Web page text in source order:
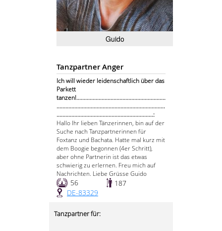
Guido
Tanzpartner Anger
Ich will wieder leidenschaftlich über das
Parkett
tanzen!............................................................
.........................................................................
.................................................................:
Hallo Ihr lieben Tänzerinnen, bin auf der
Suche nach Tanzpartnerinnen für
Foxtanz und Bachata. Hatte mal kurz mit
dem Boogie begonnen (4er Schritt),
aber ohne Partnerin ist das etwas
schwierig zu erlernen. Freu mich auf
Nachrichten. Liebe Grüsse Guido
56
187
DE-83329
Tanzpartner für: